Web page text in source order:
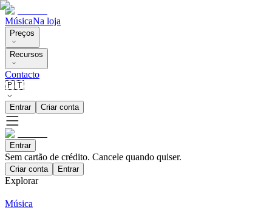
MúsicaNa loja
Preços
Recursos
Contacto
🇵🇹
Entrar Criar conta
Entrar
Sem cartão de crédito. Cancele quando quiser.
Criar conta Entrar
Explorar
Música